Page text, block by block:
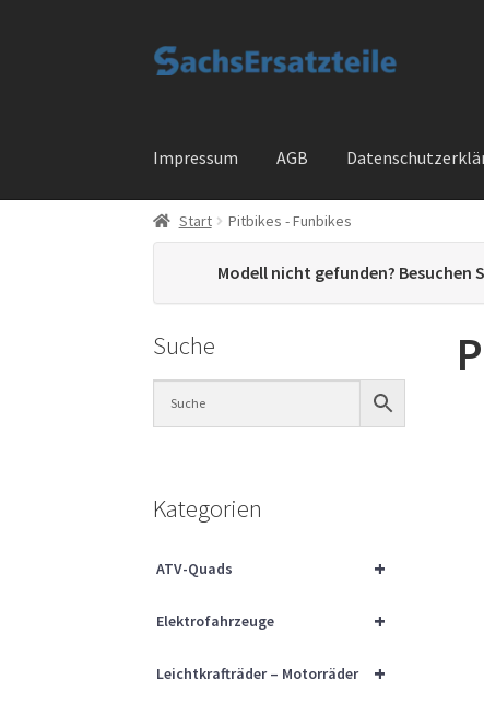
Zur
Zum
Impressum AGB
StartAGB Datenschutzerklärung
Widerrufsbelehrung Cart CheckoutMy
Start Pitbikes - Funbikes
Modell nicht gefunden? Besuchen
Suche
Kategorien
+
ATV-Quads
+
Elektrofahrzeuge
+
Leichtkrafträder – Motorräder